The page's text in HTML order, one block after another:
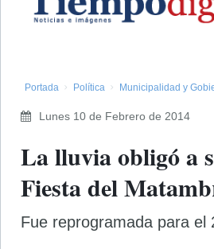
Portada Política Municipalidad y
Lunes 10 de Febrero de 2014
La lluvia obligó a
Fiesta del
Fue reprogramada para el